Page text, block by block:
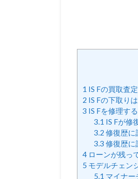
1 IS Fの買取査
2 IS Fの下取り
3 IS Fを修理す
3.1 IS Fが修
3.2 修復歴に
3.3 修復歴に
4 ローンが残っ
5 モデルチェン
5.1 マイナー